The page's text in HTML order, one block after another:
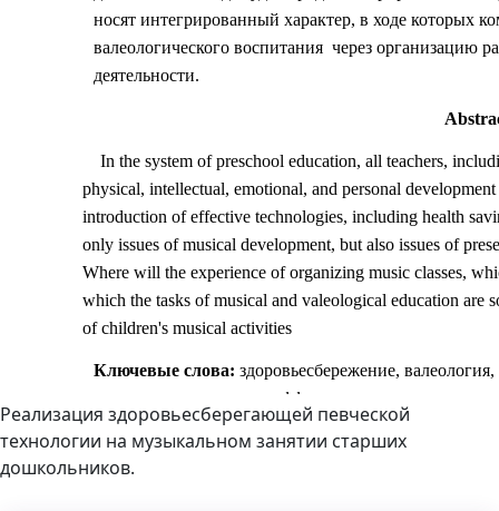
Реализация здоровьесберегающей певческой
технологии на музыкальном занятии старших
дошкольников.